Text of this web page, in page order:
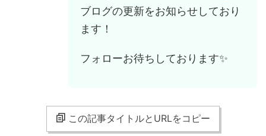
ブログの更新をお知らせしており
ます！
フォローお待ちしております✨
この記事タイトルとURLをコピー